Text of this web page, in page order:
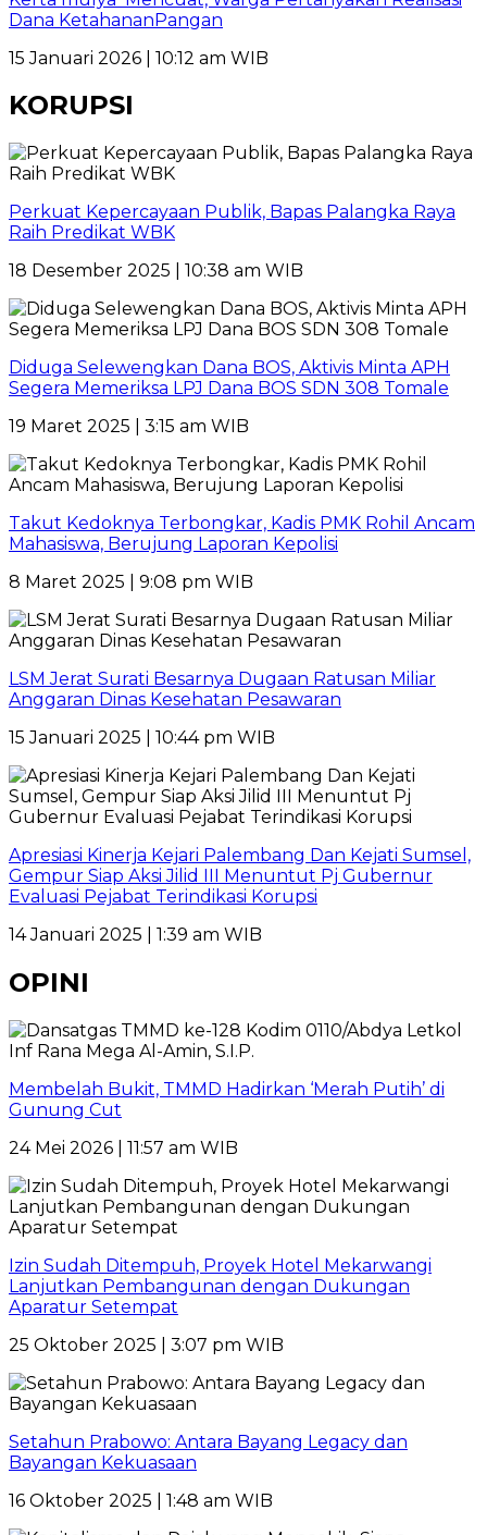
Dana KetahananPangan
15 Januari 2026 | 10:12 am WIB
KORUPSI
Perkuat Kepercayaan Publik, Bapas Palangka Raya
Raih Predikat WBK
18 Desember 2025 | 10:38 am WIB
Diduga Selewengkan Dana BOS, Aktivis Minta APH
Segera Memeriksa LPJ Dana BOS SDN 308 Tomale
19 Maret 2025 | 3:15 am WIB
Takut Kedoknya Terbongkar, Kadis PMK Rohil Ancam
Mahasiswa, Berujung Laporan Kepolisi
8 Maret 2025 | 9:08 pm WIB
LSM Jerat Surati Besarnya Dugaan Ratusan Miliar
Anggaran Dinas Kesehatan Pesawaran
15 Januari 2025 | 10:44 pm WIB
Apresiasi Kinerja Kejari Palembang Dan Kejati Sumsel,
Gempur Siap Aksi Jilid III Menuntut Pj Gubernur
Evaluasi Pejabat Terindikasi Korupsi
14 Januari 2025 | 1:39 am WIB
OPINI
Membelah Bukit, TMMD Hadirkan ‘Merah Putih’ di
Gunung Cut
24 Mei 2026 | 11:57 am WIB
Izin Sudah Ditempuh, Proyek Hotel Mekarwangi
Lanjutkan Pembangunan dengan Dukungan
Aparatur Setempat
25 Oktober 2025 | 3:07 pm WIB
Setahun Prabowo: Antara Bayang Legacy dan
Bayangan Kekuasaan
16 Oktober 2025 | 1:48 am WIB